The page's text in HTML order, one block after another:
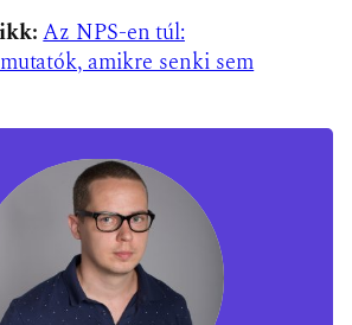
Az NPS-en túl:
amikre senki sem